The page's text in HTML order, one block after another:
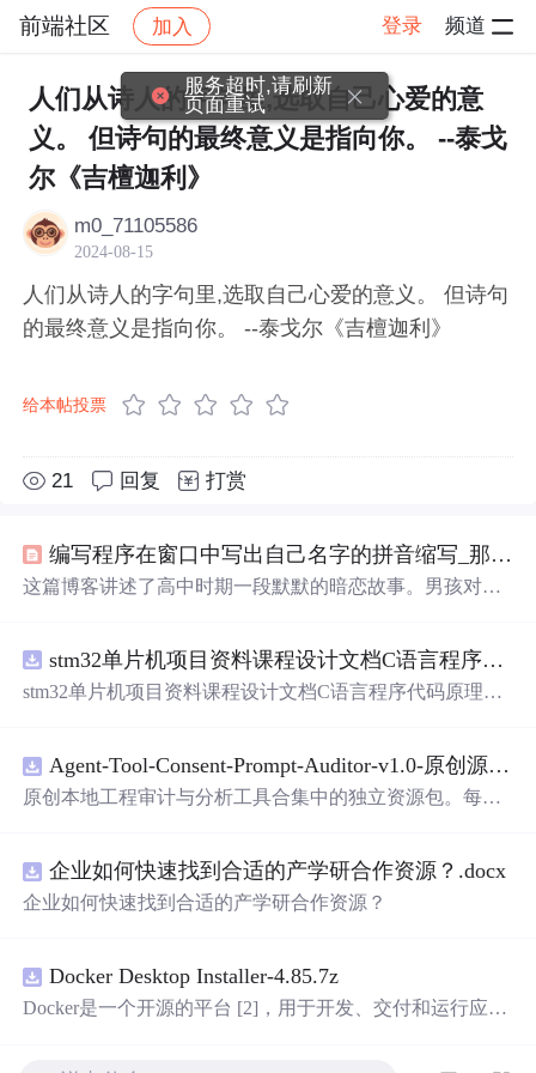
前端社区 加入 登录 频道
社区 前端社区 感慨 帖子详情
人们从诗人的字句里,选取自己心爱的意
义。 但诗句的最终意义是指向你。 --泰戈
尔《吉檀迦利》
m0_71105586
2024-08-15
人们从诗人的字句里,选取自己心爱的意义。 但诗句
的最终意义是指向你。 --泰戈尔《吉檀迦利》
给本帖投票
21 回复 打赏
编写程序在窗口中写出自己名字的拼音缩写_那个经过你窗口的女孩，还在吗？...
这篇博客讲述了高中时期一段默默的暗恋故事。男孩对女
心中的秘密，直到毕业典礼，男孩才鼓起勇气表达心意，
留下一封深情的信。这是一个关于青春、暗恋和错过的故
stm32单片机项目资料课程设计文档C语言程序代码原理图电路PCB实例五种PWM反馈控制模式研究
stm32单片机项目资料课程设计文档C语言程序代码原理图
Agent-Tool-Consent-Prompt-Auditor-v1.0-原创源码与文档.zip
原创本地工程审计与分析工具合集中的独立资源包。每个
README、运行说明、功能清单、MIT License及原创与授
权声明。解压后进入project目录，执行npm test验证算法，
目源码、Logo、官方截图、论文、生产日志或其他受限素
材。适合前端开发、AI应用工程、测试审计和课程实践。
企业如何快速找到合适的产学研合作资源？.docx
企业如何快速找到合适的产学研合作资源？
Docker Desktop Installer-4.85.7z
Docker是一个开源的平台 [2]，用于开发、交付和运行应用
服务超时,请刷新
页面重试